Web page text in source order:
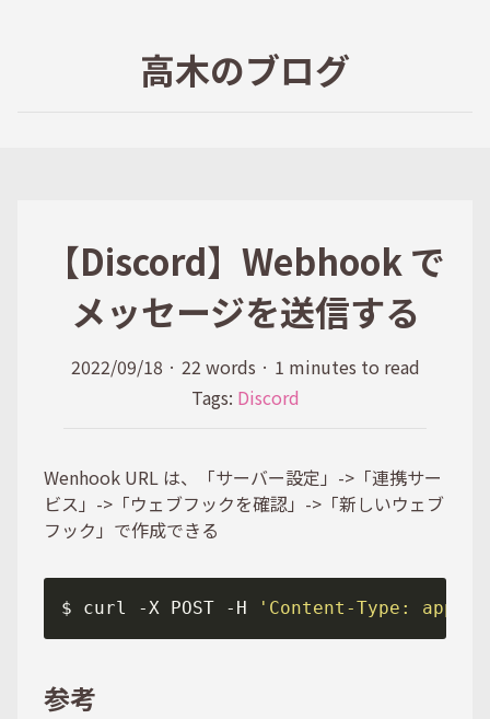
高木のブログ
【Discord】Webhook で
メッセージを送信する
2022/09/18 · 22 words · 1 minutes to read
Tags: Discord
Wenhook URL は、「サーバー設定」->「連携サー
ビス」->「ウェブフックを確認」->「新しいウェブ
フック」で作成できる
$ curl -X POST -H 'Content-Type:
参考